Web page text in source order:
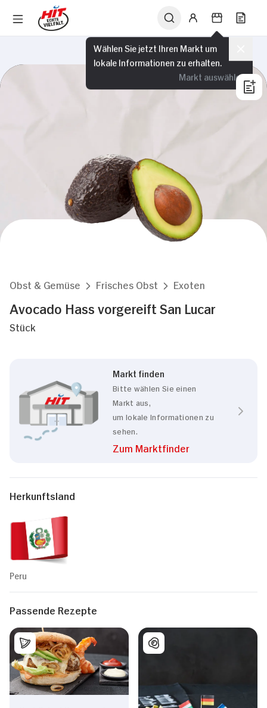
Wählen Sie jetzt Ihren Markt um
lokale Informationen zu erhalten.
Markt auswählen
Obst & Gemüse Frisches Obst Exoten
Avocado Hass vorgereift San Lucar
Stück
Markt finden
Bitte wählen Sie einen
Markt aus,
um lokale Informationen zu
sehen.
Zum Marktfinder
Herkunftsland
Peru
Passende Rezepte